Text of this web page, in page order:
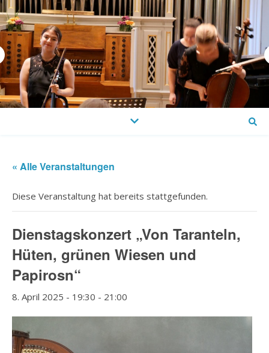
« Alle Veranstaltungen
Diese Veranstaltung hat bereits stattgefunden.
Dienstagskonzert „Von Taranteln,
Hüten, grünen Wiesen und
Papirosn“
8. April 2025 - 19:30 - 21:00